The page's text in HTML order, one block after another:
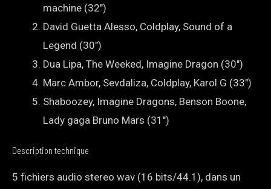
machine (32″)
David Guetta Alesso, Coldplay, Sound of a
Legend (30″)
Dua Lipa, The Weeked, Imagine Dragon (30″)
Marc Ambor, Sevdaliza, Coldplay, Karol G (33″)
Shaboozey, Imagine Dragons, Benson Boone,
Lady gaga Bruno Mars (31″)
Description technique
5 fichiers audio stereo wav (16 bits/44.1), dans un